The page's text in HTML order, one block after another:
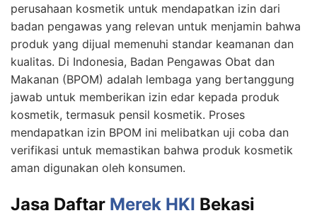
perusahaan kosmetik untuk mendapatkan izin dari
badan pengawas yang relevan untuk menjamin bahwa
produk yang dijual memenuhi standar keamanan dan
kualitas. Di Indonesia, Badan Pengawas Obat dan
Makanan (BPOM) adalah lembaga yang bertanggung
jawab untuk memberikan izin edar kepada produk
kosmetik, termasuk pensil kosmetik. Proses
mendapatkan izin BPOM ini melibatkan uji coba dan
verifikasi untuk memastikan bahwa produk kosmetik
aman digunakan oleh konsumen.
Jasa Daftar Merek HKI Bekasi